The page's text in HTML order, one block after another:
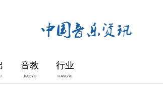
音教
JIAOYU
行业
HANGYE